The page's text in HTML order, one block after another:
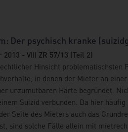
Der psychisch kranke
- VIII ZR 57/13 (Teil 2)
Hinsicht problematischsten
in denen der Mieter an
unzumutbaren Härte begründet.
Suizid verbunden. Da hier
Seite des Mieters auch das
sind solche Fälle allein mit